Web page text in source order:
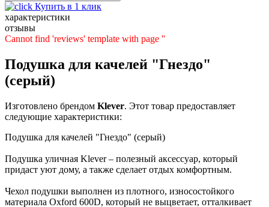
Купить в 1 клик
характеристики
отзывы
Cannot find 'reviews' template with page ''
Подушка для качелей "Гнездо"
(серый)
Изготовлено брендом Klever. Этот товар предоставляет
следующие характеристики:
Подушка для качелей "Гнездо" (серый)
Подушка уличная Klever – полезный аксессуар, который
придаст уют дому, а также сделает отдых комфортным.
Чехол подушки выполнен из плотного, износостойкого
материала Oxford 600D, который не выцветает, отталкивает